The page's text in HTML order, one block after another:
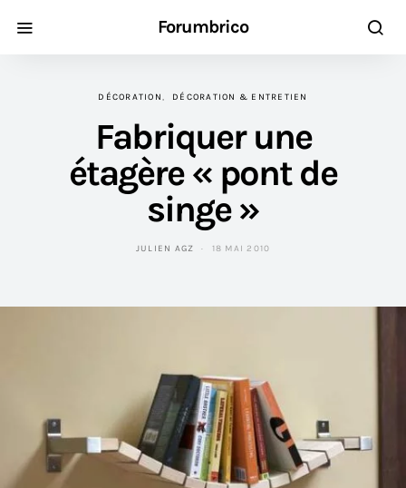
Forumbrico
DÉCORATION DÉCORATION & ENTRETIEN
Fabriquer une
étagère « pont de
singe »
JULIEN AGZ 18 MAI 2010